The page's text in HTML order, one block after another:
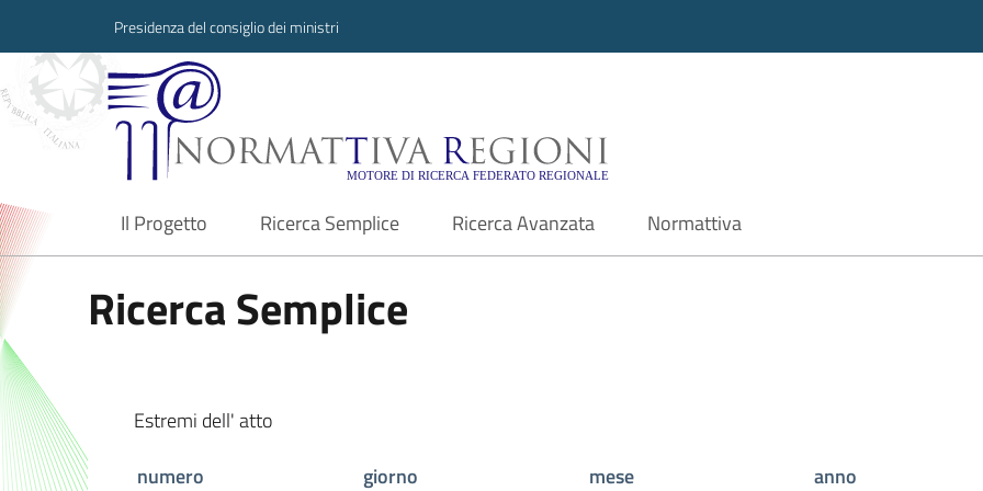
Presidenza del consiglio dei ministri
Normattiva Regioni - Motore di ricerca
Il Progetto
current Ricerca Semplice Ricerca Avanzata Normattiva
Ricerca Semplice
Estremi dell' atto
numero
giorno mese
anno